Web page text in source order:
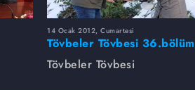
14 Ocak 2012, Cumartesi
Tövbeler Tövbesi 36.bölüm
fotoğrafları
Tövbeler Tövbesi